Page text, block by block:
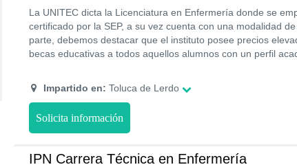
La UNITEC dicta la Licenciatura en Enfermería donde se
certificado por la SEP, a su vez cuenta con una modalidad
parte, debemos destacar que el instituto posee precios
becas educativas a todos aquellos alumnos con un perfil
Impartido en: Toluca de Lerdo
Solicita información
IPN Carrera Técnica en Enfermería